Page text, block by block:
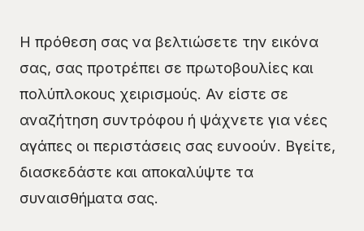
Η πρόθεση σας να βελτιώσετε την εικόνα
σας, σας προτρέπει σε πρωτοβουλίες και
πολύπλοκους χειρισμούς. Αν είστε σε
αναζήτηση συντρόφου ή ψάχνετε για νέες
αγάπες οι περιστάσεις σας ευνοούν. Βγείτε,
διασκεδάστε και αποκαλύψτε τα
συναισθήματα σας.